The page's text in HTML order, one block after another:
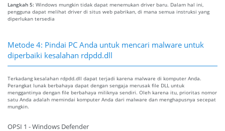
Langkah 5: Windows mungkin tidak dapat menemukan driver baru. Dalam hal ini,
pengguna dapat melihat driver di situs web pabrikan, di mana semua instruksi yang
diperlukan tersedia
Metode 4: Pindai PC Anda untuk mencari malware untuk
diperbaiki kesalahan rdpdd.dll
Terkadang kesalahan rdpdd.dll dapat terjadi karena malware di komputer Anda.
Perangkat lunak berbahaya dapat dengan sengaja merusak file DLL untuk
menggantinya dengan file berbahaya miliknya sendiri. Oleh karena itu, prioritas nomor
satu Anda adalah memindai komputer Anda dari malware dan menghapusnya secepat
mungkin.
OPSI 1 - Windows Defender